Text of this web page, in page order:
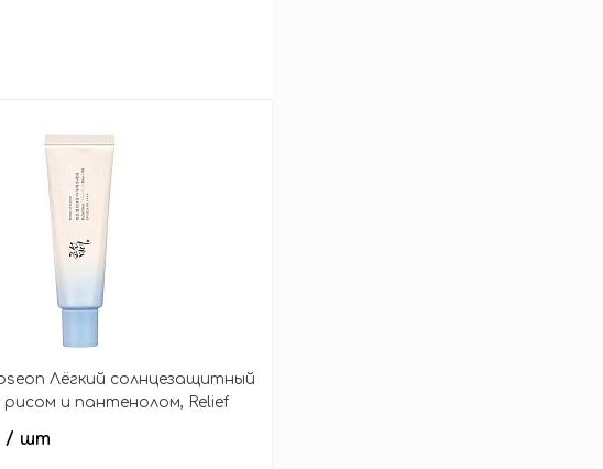
Лёгкий солнцезащитный
рисом и пантенолом, Relief
Rice+B5 SPF50+ PA++++
/ шт